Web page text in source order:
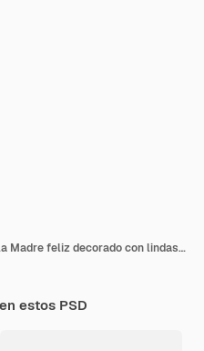
Fondo de saludo del Día de la Madre feliz decorado con lindas flores y hojas rosas
estos PSD